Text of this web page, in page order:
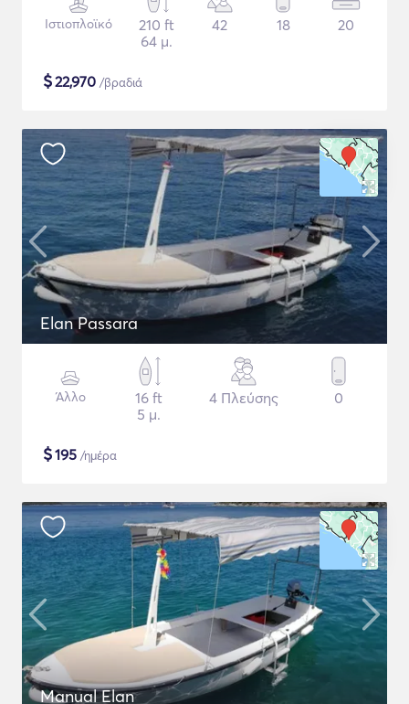
Ιστιοπλοϊκό
210 ft
64 μ.
42 18 20
$22,970 /βραδιά
Elan Passara
Άλλο
16 ft
5 μ.
4 Πλεύσης 0
$195 /ημέρα
Manual Elan